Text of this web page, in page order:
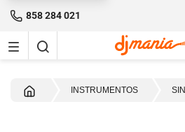
858 284 021
INSTRUMENTOS